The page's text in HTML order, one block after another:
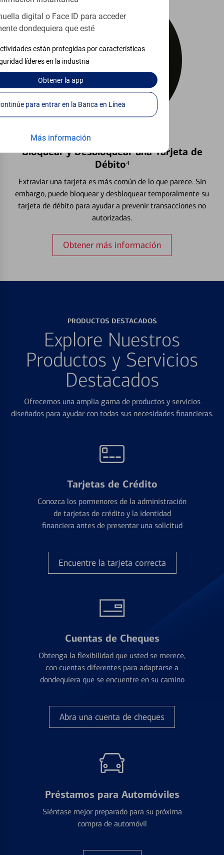
digital o Face ID para acceder
dondequiera que esté
están protegidas por características
líderes en la industria
Obtenerla app
Continúe para entrar en la Banca en Línea
Más información
Bloquear y Desbloquear una Tarjeta de
Débito⁴
Extraviar una tarjeta es más común de lo que parece. Sin
embargo, puede bloquear y desbloquear temporalmente su
tarjeta de débito para ayudar a prevenir transacciones no
autorizadas.
Obtener más información
PRODUCTOS DESTACADOS
Explore Nuestros
Productos y Servicios
Destacados
Ofrecemos una amplia gama de productos y servicios
diseñados para ayudar con todas sus necesidades financieras.
Tarjetas de Crédito
Conozca los pormenores de la administración
de tarjetas de crédito y la identidad
financiera antes de presentar una solicitud
Encuentre la tarjeta correcta
Cuentas de Cheques
Obtenga la flexibilidad que usted se merece,
con cuentas diferentes para adaptarse a
dondequiera que se encuentre en su camino
Abra una cuenta de cheques
Préstamos para Automóviles
Siéntase mejor preparado para su próxima
compra de automóvil